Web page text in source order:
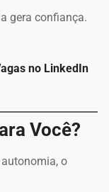
gera confiança.
no LinkedIn
Você?
o